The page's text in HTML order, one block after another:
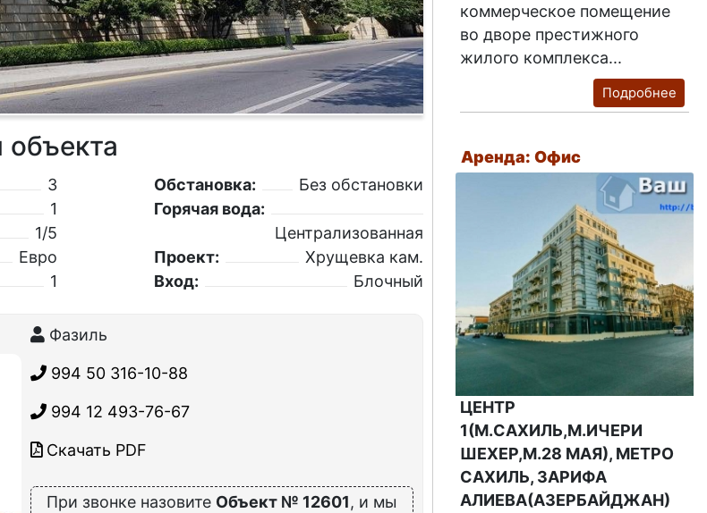
объекта
3
1
1/5
Евро
1
Обстановка:
Без обстановки
Горячая вода:
Централизованная
Проект:
Хрущевка кам.
Вход:
Блочный
Фазиль
994 50 316-10-88
994 12 493-76-67
Скачать PDF
При звонке назовите Объект № 12601, и мы
коммерческое помещение
во дворе престижного
жилого комплекса...
Подробнее
Аренда: Офис
ЦЕНТР
1(М.САХИЛЬ,М.ИЧЕРИ
ШЕХЕР,М.28 МАЯ), МЕТРО
САХИЛЬ, ЗАРИФА
АЛИЕВА(АЗЕРБАЙДЖАН)